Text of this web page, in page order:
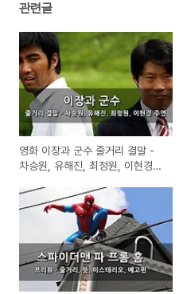
관련글
영화 이장과 군수 줄거리 결말 -
차승원, 유해진, 최정원, 이현경